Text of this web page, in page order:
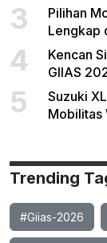
3
Pilihan
Lengkap
4
Kencan
GIIAS
5
Suzuki
Mobilitas
Trending
#Giias-2026